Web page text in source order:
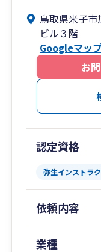
また、会計参謀
行い、事業者の
日々努力してい
※弥生認定経営
鳥取県米子
ビル３階
Googleマッ
お
認定資格
弥生インストラ
依頼内容
業種